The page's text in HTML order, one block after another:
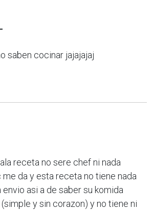
saben cocinar jajajajaj
receta no sere chef ni nada
da y esta receta no tiene nada
envio asi a de saber su komida
y sin corazon) y no tiene ni